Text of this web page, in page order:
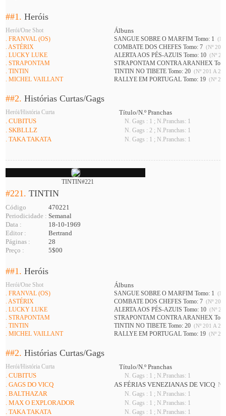
##1.Heróis
Herói/One Shot Álbuns
. FRANVAL (OS) SANGUE SOBRE O MARFIM Tomo: 1
. ASTÉRIX COMBATE DOS CHEFES Tomo: 7 (Nº 201
. LUCKY LUKE ALERTA AOS PÉS-AZUIS Tomo: 10 (Nº
. STRAPONTAM
STRAPONTAM CONTRA ARANHEX
. TINTIN
TINTIN NO TIBETE Tomo: 20 (Nº 201 A
. MICHEL VAILLANT RALLYE EM PORTUGAL Tomo: 19 (Nº
##2.Histórias Curtas/Gags
Herói/História Curta
Título/N.º Pranchas
. CUBITUS
N. Gags : 1 ; N.Pranchas: 1
. SKBLLLZ N. Gags : 2 ; N.Pranchas: 1
. TAKA TAKATA N. Gags : 1 ; N.Pranchas: 1
TINTIN#221
#221.TINTIN
Código
470221
Periodicidade : Semanal
Data :
18-10-1969
Editor :
Bertrand
Páginas :
28
Preço :
5$00
##1.Heróis
Herói/One Shot Álbuns
. FRANVAL (OS) SANGUE SOBRE O MARFIM Tomo: 1
. ASTÉRIX COMBATE DOS CHEFES Tomo: 7 (Nº 201
. LUCKY LUKE ALERTA AOS PÉS-AZUIS Tomo: 10 (Nº
. STRAPONTAM
STRAPONTAM CONTRA ARANHEX
. TINTIN
TINTIN NO TIBETE Tomo: 20 (Nº 201 A
. MICHEL VAILLANT RALLYE EM PORTUGAL Tomo: 19 (Nº
##2.Histórias Curtas/Gags
Herói/História Curta
Título/N.º Pranchas
. CUBITUS
N. Gags : 1 ; N.Pranchas: 1
. GAGS DO VICQ AS FÉRIAS VENEZIANAS DE VICQ N.
. BALTHAZAR N. Gags : 1 ; N.Pranchas: 1
. MAX O EXPLORADOR N. Gags : 1 ; N.Pranchas: 1
. TAKA TAKATA N. Gags : 1 ; N.Pranchas: 1